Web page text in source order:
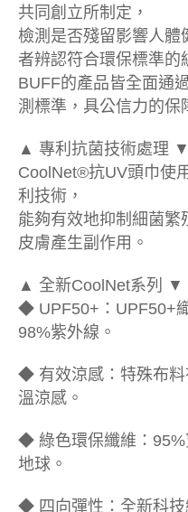
共同創立所制定，
檢測是否殘留影響人體
者辨認符合環保標準的
BUFF的產品皆全面通
測標準，具公信力的保
▲ 專利抗菌技術處理 ▼
CoolNet®抗UV頭巾使
利技術，
能夠有效地抑制細菌
皮膚產生副作用。
▲ 全新CoolNet系列 ▼
◆ UPF50+：UPF50+
98%紫外線。
◆ 有效涼感：特殊布
溫涼感。
◆ 綠色環保纖維：95%
地球。
◆ 四向彈性：全新科